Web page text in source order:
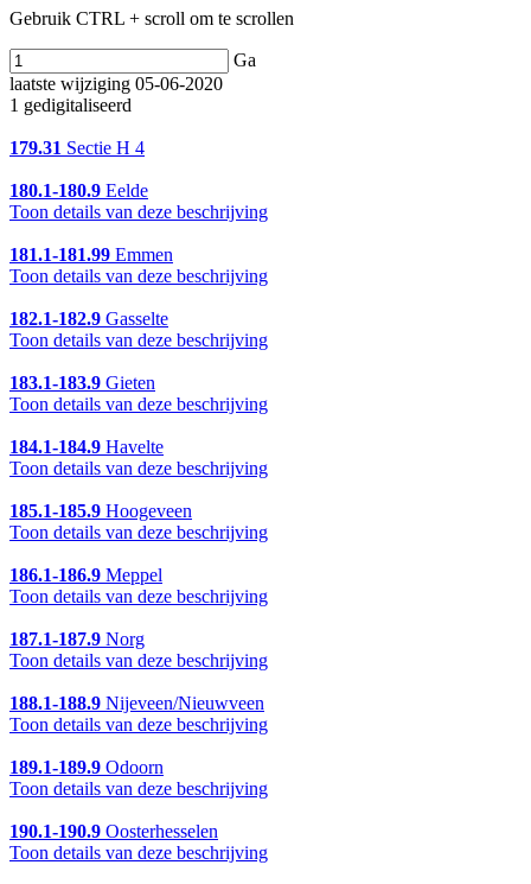
Gebruik CTRL + scroll om te scrollen
Ga
laatste wijziging 05-06-2020
1 gedigitaliseerd
179.31 Sectie H 4
180.1-180.9 Eelde
Toon details van deze beschrijving
181.1-181.99 Emmen
Toon details van deze beschrijving
182.1-182.9 Gasselte
Toon details van deze beschrijving
183.1-183.9 Gieten
Toon details van deze beschrijving
184.1-184.9 Havelte
Toon details van deze beschrijving
185.1-185.9 Hoogeveen
Toon details van deze beschrijving
186.1-186.9 Meppel
Toon details van deze beschrijving
187.1-187.9 Norg
Toon details van deze beschrijving
188.1-188.9 Nijeveen/Nieuwveen
Toon details van deze beschrijving
189.1-189.9 Odoorn
Toon details van deze beschrijving
190.1-190.9 Oosterhesselen
Toon details van deze beschrijving